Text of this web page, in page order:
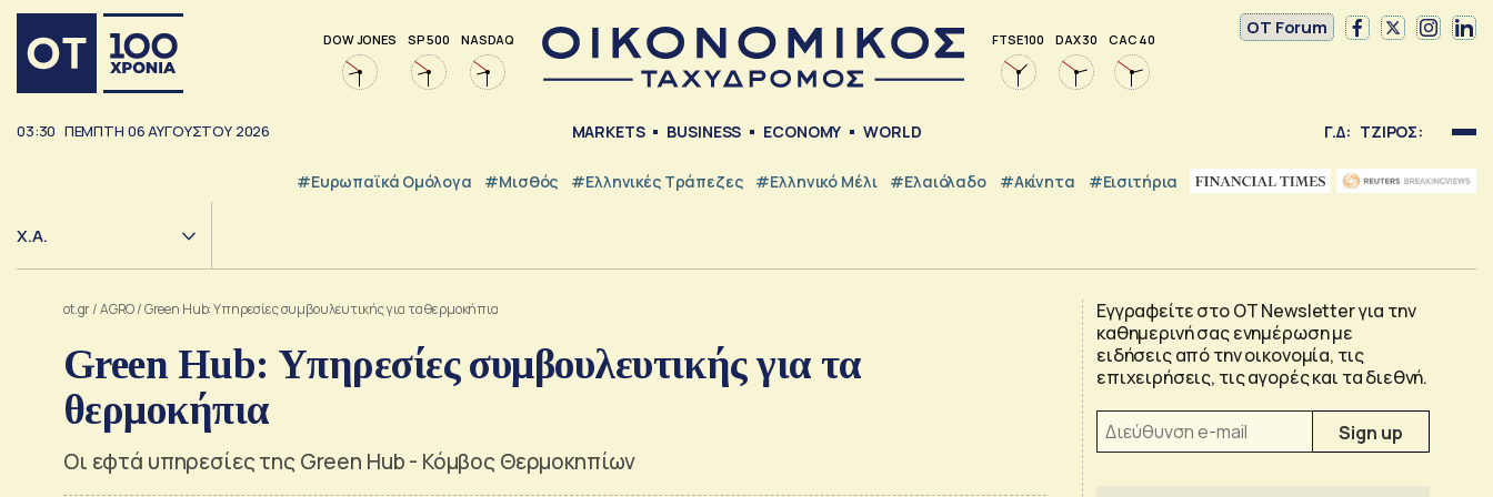
DOW JONES SP 500 NASDAQ FTSE 100 DAX 30 CAC 40
OT Forum
03:30 ΠΕΜΠΤΗ 06ΑΥΓΟΥΣΤΟΥ 2026 MARKETS BUSINESS ECONOMY WORLD Γ.Δ: ΤΖΙΡΟΣ:
#Ευρωπαϊκά Ομόλογα #Μισθός #ελληνικές Τράπεζες #Ελληνικό Μέλι #Ελαιόλαδο #Ακίνητα #εισιτήρια
Χ.Α.
ot.gr/AGRO/Green Hub: Υπηρεσίες συμβουλευτικής για τα θερμοκήπια
Green Hub: Υπηρεσίες συμβουλευτικής για τα
θερμοκήπια
Οι εφτά υπηρεσίες της Green Hub - Κόμβος Θερμοκηπίων
Εγγραφείτε στο OT Newsletter για την
καθημερινή σας ενημέρωση με
ειδήσεις από την οικονομία, τις
επιχειρήσεις, τις αγορές και τα διεθνή.